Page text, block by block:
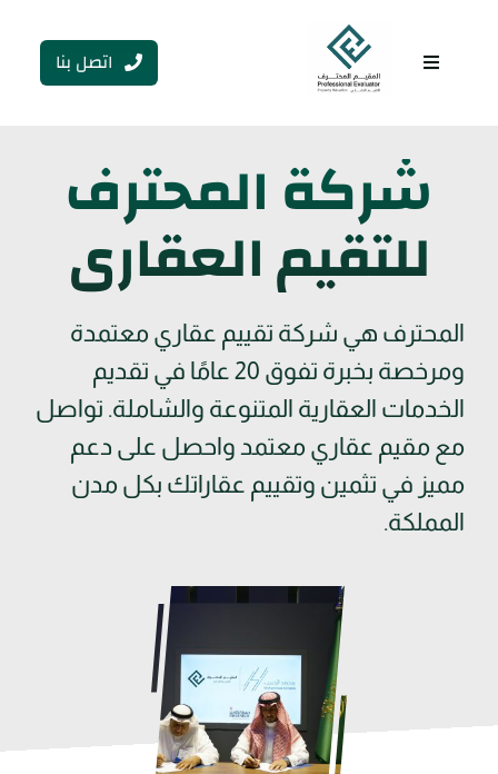
content
اتصل بنا
Toggle
Navigation
شركة المحترف
للتقيم العقاري
المحترف هي شركة تقييم عقاري معتمدة
ومرخصة بخبرة تفوق 20 عامًا في تقديم
الخدمات العقارية المتنوعة والشاملة. تواصل
مع مقيم عقاري معتمد واحصل على دعم
مميز في تثمين وتقييم عقاراتك بكل مدن
المملكة.